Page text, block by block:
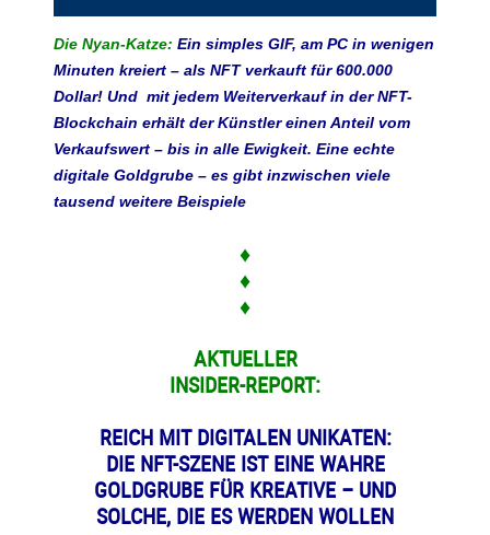
Die Nyan-Katze: Ein simples GIF, am PC in wenigen
Minuten kreiert – als NFT verkauft für 600.000
Dollar! Und mit jedem Weiterverkauf in der NFT-
Blockchain erhält der Künstler einen Anteil vom
Verkaufswert – bis in alle Ewigkeit. Eine echte
digitale Goldgrube – es gibt inzwischen viele
tausend weitere Beispiele
♦
♦
♦
AKTUELLER
INSIDER-REPORT:
REICH MIT DIGITALEN UNIKATEN:
DIE NFT-SZENE IST EINE WAHRE
GOLDGRUBE FÜR KREATIVE – UND
SOLCHE, DIE ES WERDEN WOLLEN